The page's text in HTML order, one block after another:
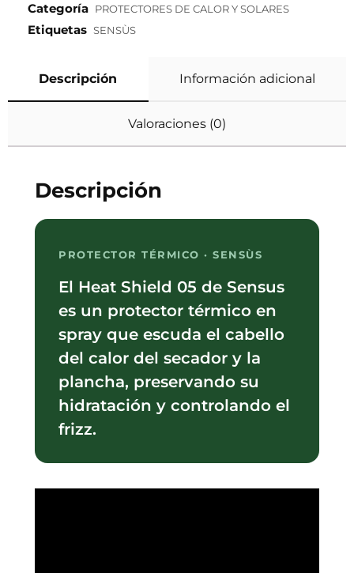
Categoría PROTECTORES DE CALOR Y SOLARES
Etiquetas SENSÙS
Descripción Información adicional
Valoraciones (0)
Descripción
PROTECTOR TÉRMICO · SENSÙS
El Heat Shield 05 de Sensus
es un protector térmico en
spray que escuda el cabello
del calor del secador y la
plancha, preservando su
hidratación y controlando el
frizz.